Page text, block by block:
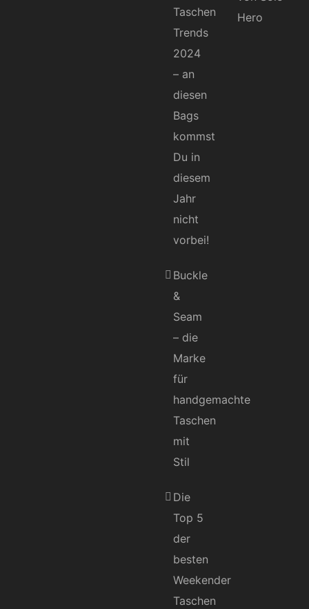
Taschen
Trends
2024
– an
diesen
Bags
kommst
Du in
diesem
Jahr
nicht
vorbei!
Buckle
&
Seam
– die
Marke
für
handgemachte
Taschen
mit
Stil
Die
Top 5
der
besten
Weekender
Taschen